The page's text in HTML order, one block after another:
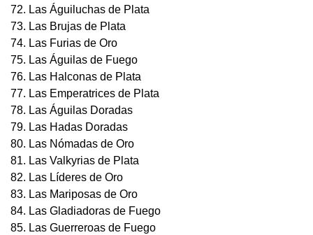
72. Las Águiluchas de Plata
73. Las Brujas de Plata
74. Las Furias de Oro
75. Las Águilas de Fuego
76. Las Halconas de Plata
77. Las Emperatrices de Plata
78. Las Águilas Doradas
79. Las Hadas Doradas
80. Las Nómadas de Oro
81. Las Valkyrias de Plata
82. Las Líderes de Oro
83. Las Mariposas de Oro
84. Las Gladiadoras de Fuego
85. Las Guerreroas de Fuego